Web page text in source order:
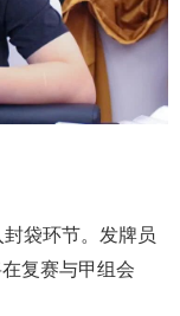
袋环节。发牌员
复赛与甲组会